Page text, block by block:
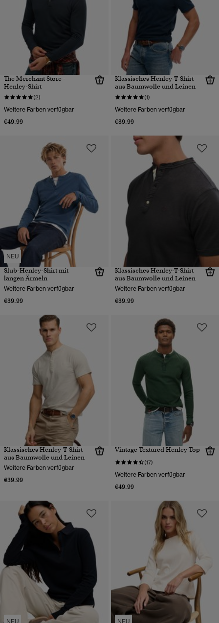
The Merchant Store -
Henley-Shirt
(2)
Weitere Farben verfügbar
€49.99
Klassisches Henley-T-Shirt
aus Baumwolle und Leinen
(1)
Weitere Farben verfügbar
€39.99
NEU
Slub-Henley-Shirt mit
langen Ärmeln
Weitere Farben verfügbar
€39.99
Klassisches Henley-T-Shirt
aus Baumwolle und Leinen
Weitere Farben verfügbar
€39.99
Klassisches Henley-T-Shirt
aus Baumwolle und Leinen
Weitere Farben verfügbar
€39.99
Vintage Textured Henley Top
(17)
Weitere Farben verfügbar
€49.99
NEU NEU